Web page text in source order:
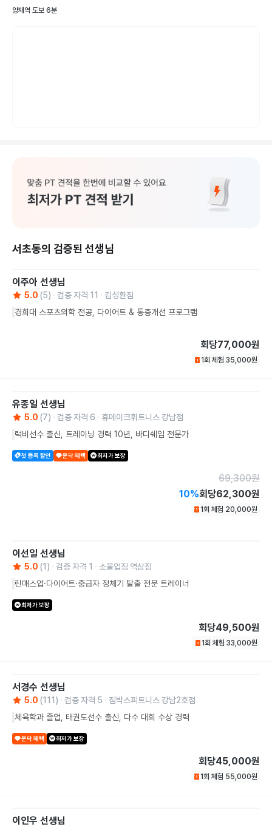
양재역 도보 6분
서초동의 검증된 선생님
이주아 선생님
5.0 (5) 검증 자격 11
김성환짐
경희대 스포츠의학 전공, 다이어트 & 통증개선 프로그램
회당77,000원
1회 체험 35,000원
유종일 선생님
5.0 (7) 검증 자격 6
휴메이크휘트니스 강남점
럭비선수 출신, 트레이닝 경력 10년, 바디쉐입 전문가
첫 등록 할인 운닥 혜택 최저가 보장
69,300원
10%회당62,300원
1회 체험 20,000원
이선일 선생님
5.0 (1 ) 검증 자격 1
소울업짐 역삼점
린매스업·다이어트·중급자 정체기 탈출 전문 트레이너
최저가 보장
회당49,500원
1회 체험 33,000원
서경수 선생님
5.0 (111 ) 검증 자격 5
짐박스피트니스 강남2호점
체육학과 졸업, 태권도선수 출신, 다수 대회 수상 경력
운닥 혜택 최저가 보장
회당45,000원
1회 체험 55,000원
이인우 선생님